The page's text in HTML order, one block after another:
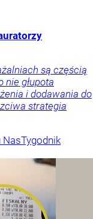
są częścią
głupota
i dodawania do
strategia
NasTygodnik